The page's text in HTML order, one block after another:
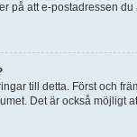
på att e-postadressen
till detta. Först och
Det är också möjligt